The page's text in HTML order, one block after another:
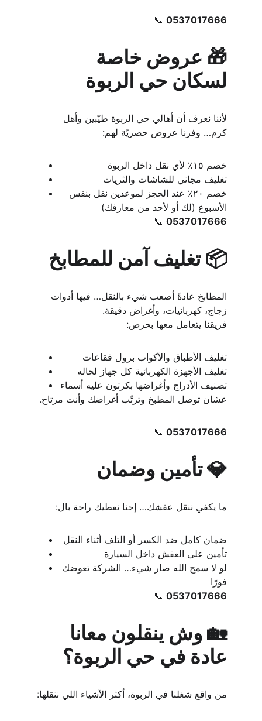
📞 0537017666
🎁 عروض خاصة
لسكان حي الربوة
لأننا نعرف أن أهالي حي الربوة طيّبين وأهل
كرم… وفرنا عروض حصريّة لهم:
خصم ١٥٪ لأي نقل داخل الربوة
تغليف مجاني للشاشات والثريات
خصم ٢٠٪ عند الحجز لموعدين نقل بنفس
الأسبوع (لك أو لأحد من معارفك)
📞 0537017666
📦 تغليف آمن للمطابخ
المطابخ عادةً أصعب شيء بالنقل… فيها أدوات
زجاج، كهربائيات، وأغراض دقيقة.
فريقنا يتعامل معها بحرص:
تغليف الأطباق والأكواب برول فقاعات
تغليف الأجهزة الكهربائية كل جهاز لحاله
تصنيف الأدراج وأغراضها بكرتون عليه أسماء
عشان توصل المطبخ وترتّب أغراضك وأنت مرتاح.
📞 0537017666
💎 تأمين وضمان
ما يكفي ننقل عفشك… إحنا نعطيك راحة بال:
ضمان كامل ضد الكسر أو التلف أثناء النقل
تأمين على العفش داخل السيارة
لو لا سمح الله صار شيء… الشركة تعوضك
فورًا
📞 0537017666
🏡 وش ينقلون معانا
عادة في حي الربوة؟
من واقع شغلنا في الربوة، أكثر الأشياء اللي ننقلها: